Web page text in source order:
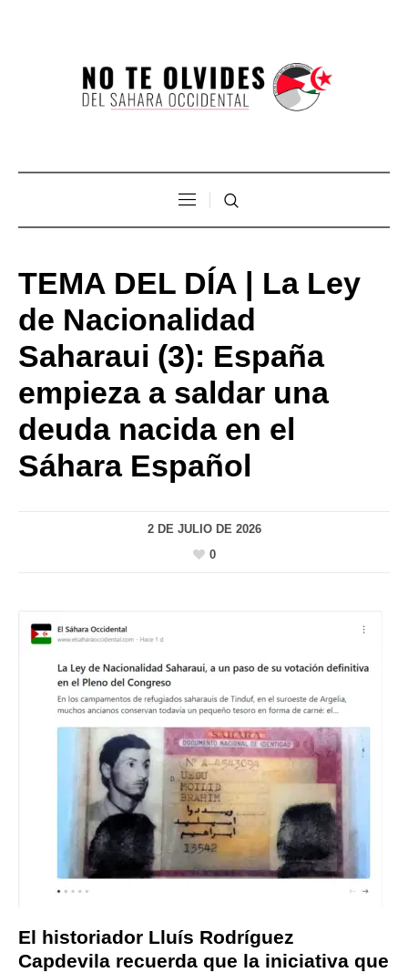
TEMA DEL DÍA | La Ley
de Nacionalidad
Saharaui (3): España
empieza a saldar una
deuda nacida en el
Sáhara Español
2 DE JULIO DE 2026
0
El historiador Lluís Rodríguez
Capdevila recuerda que la iniciativa que